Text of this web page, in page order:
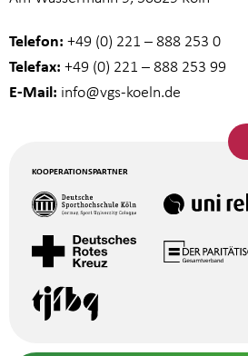
Telefon: +49 (0) 221 – 888 253 0
Telefax: +49 (0) 221 – 888 253 99
E-Mail: info@vgs-koeln.de
KOOPERATIONSPARTNER